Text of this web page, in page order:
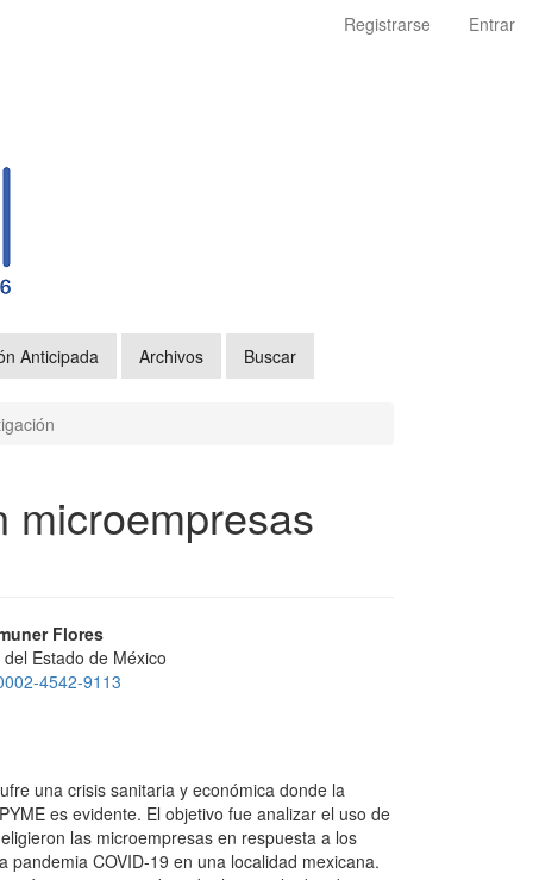
Registrarse Entrar
Anticipada Archivos Buscar
microempresas
Flores
Estado de México
4542-9113
una crisis sanitaria y económica donde la
es evidente. El objetivo fue analizar el uso de
las microempresas en respuesta a los
pandemia COVID-19 en una localidad mexicana.